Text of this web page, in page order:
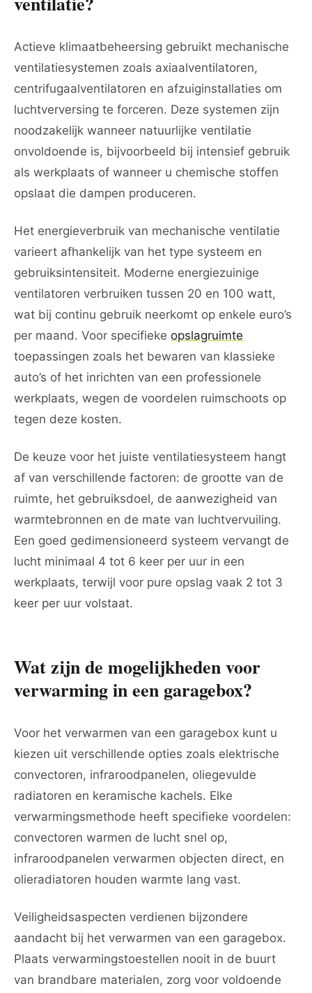
Actieve klimaatbeheersing gebruikt mechanische
ventilatiesystemen zoals axiaalventilatoren,
centrifugaalventilatoren en afzuiginstallaties om
luchtverversing te forceren. Deze systemen zijn
noodzakelijk wanneer natuurlijke ventilatie
onvoldoende is, bijvoorbeeld bij intensief gebruik
als werkplaats of wanneer u chemische stoffen
opslaat die dampen produceren.
Het energieverbruik van mechanische ventilatie
varieert afhankelijk van het type systeem en
gebruiksintensiteit. Moderne energiezuinige
ventilatoren verbruiken tussen 20 en 100 watt,
wat bij continu gebruik neerkomt op enkele euro’s
per maand. Voor specifieke opslagruimte
toepassingen zoals het bewaren van klassieke
auto’s of het inrichten van een professionele
werkplaats, wegen de voordelen ruimschoots op
tegen deze kosten.
De keuze voor het juiste ventilatiesysteem hangt
af van verschillende factoren: de grootte van de
ruimte, het gebruiksdoel, de aanwezigheid van
warmtebronnen en de mate van luchtvervuiling.
Een goed gedimensioneerd systeem vervangt de
lucht minimaal 4 tot 6 keer per uur in een
werkplaats, terwijl voor pure opslag vaak 2 tot 3
keer per uur volstaat.
Wat zijn de mogelijkheden voor
verwarming in een garagebox?
Voor het verwarmen van een garagebox kunt u
kiezen uit verschillende opties zoals elektrische
convectoren, infraroodpanelen, oliegevulde
radiatoren en keramische kachels. Elke
verwarmingsmethode heeft specifieke voordelen:
convectoren warmen de lucht snel op,
infraroodpanelen verwarmen objecten direct, en
olieradiatoren houden warmte lang vast.
Veiligheidsaspecten verdienen bijzondere
aandacht bij het verwarmen van een garagebox.
Plaats verwarmingstoestellen nooit in de buurt
van brandbare materialen, zorg voor voldoende